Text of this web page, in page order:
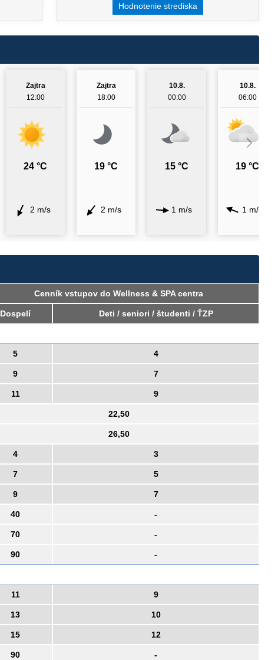
Hodnotenie strediska
Zajtra
12:00
24 °C
2 m/s
Zajtra
18:00
19 °C
2 m/s
10.8.
00:00
15 °C
1 m/s
10.8.
06:00
19 °C
1 m/s
Cenník vstupov do Wellness & SPA centra
Dospelí Deti / seniori / študenti / ŤZP
5 4
9 7
11 9
22,50
26,50
4 3
7 5
9 7
40 -
70 -
90 -
11 9
13 10
15 12
90 -